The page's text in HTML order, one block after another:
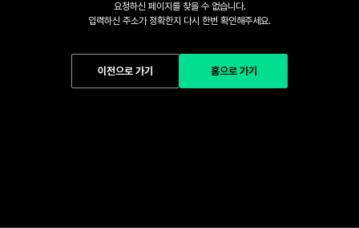
요청하신 페이지를 찾을 수 없습니다.
입력하신 주소가 정확한지 다시 한번 확인해주세요.
이전으로 가기 홈으로 가기